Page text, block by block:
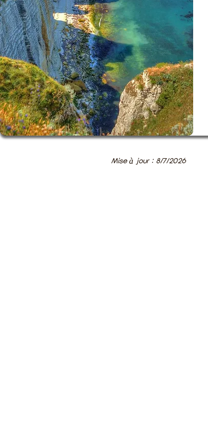
Mise à jour : 8/7/2026